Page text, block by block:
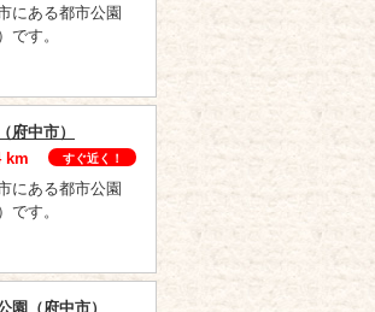
にある都市公園
です。
府中市）
km
すぐ近く！
にある都市公園
です。
園（府中市）